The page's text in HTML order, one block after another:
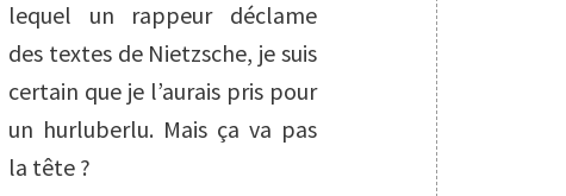
lequel un rappeur déclame
des textes de Nietzsche, je suis
certain que je l’aurais pris pour
un hurluberlu. Mais ça va pas
la tête ?